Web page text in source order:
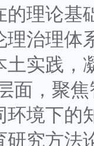
的理论基
理治理体
实践，
面，聚
环境下的
研究方法